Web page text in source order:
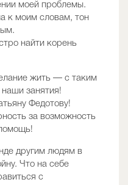
моей проблемы.
к моим словам, тон
найти корень
жить — с таким
занятия!
Федотову!
за возможность
другим людям в
Что на себе
с